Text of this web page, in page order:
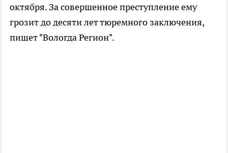
октября. За совершенное преступление ему
грозит до десяти лет тюремного заключения,
пишет "Вологда Регион".